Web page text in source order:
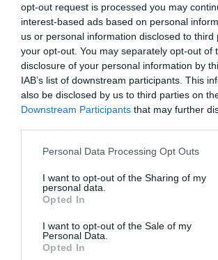
opt-out request is processed you may
interest-based ads based on personal
us or personal information disclosed to third
your opt-out. You may separately opt-out of
disclosure of your personal information by
IAB’s list of downstream participants. This
also be disclosed by us to third parties on
Downstream Participants that may further
Please note that this website/app uses one
not limited to your visit or usage behaviour.
grant or deny consent to Google and its
use your data for below specified purposes
consent section.
Personal Data Processing Opt Outs
I want to opt-out of the Sharing of my
personal data.
Opted In
I want to opt-out of the Sale of my
Personal Data.
Opted In
ÉLETSTÍLUS